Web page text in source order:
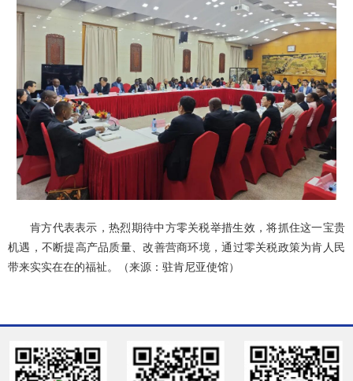
肯方代表表示，热烈期待中方零关税举措生效，将抓住这一宝贵
机遇，不断提高产品质量、改善营商环境，通过零关税政策为肯人民
带来实实在在的福祉。（来源：驻肯尼亚使馆）